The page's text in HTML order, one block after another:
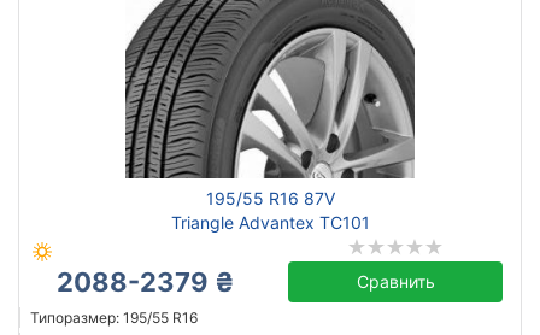
195/55 R16 87V
Triangle Advantex TC101
2088-2379 ₴ Сравнить
Типоразмер: 195/55 R16